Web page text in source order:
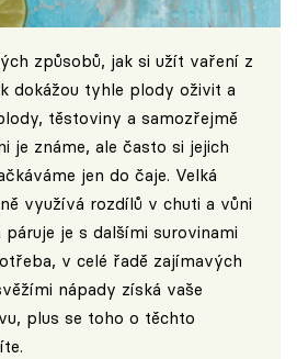
způsobů, jak si užít vaření z
dokážou tyhle plody oživit a
těstoviny a samozřejmě
je známe, ale často si jejich
jen do čaje. Velká
využívá rozdílů v chuti a vůni
je s dalšími surovinami
v celé řadě zajímavých
nápady získá vaše
plus se toho o těchto